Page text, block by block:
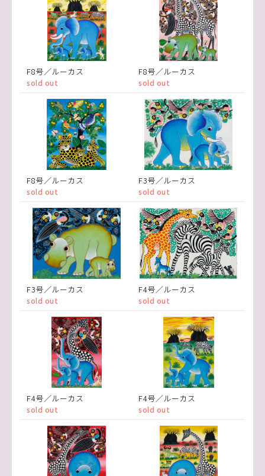
F8号／ルーカス
sold out
F8号／ルーカス
sold out
F8号／ルーカス
sold out
F3号／ルーカス
sold out
F3号／ルーカス
sold out
F4号／ルーカス
sold out
F4号／ルーカス
sold out
F4号／ルーカス
sold out